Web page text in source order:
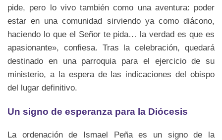
pide, pero lo vivo también como una aventura: poder
estar en una comunidad sirviendo ya como diácono,
haciendo lo que el Señor te pida… la verdad es que es
apasionante», confiesa. Tras la celebración, quedará
destinado en una parroquia para el ejercicio de su
ministerio, a la espera de las indicaciones del obispo
del lugar definitivo.
Un signo de esperanza para la Diócesis
La ordenación de Ismael Peña es un signo de la